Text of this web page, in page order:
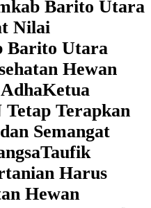
Barito Utara
Nilai
Barito Utara
Hewan
Ketua
Tetap Terapkan
Semangat
Taufik
Harus
Hewan